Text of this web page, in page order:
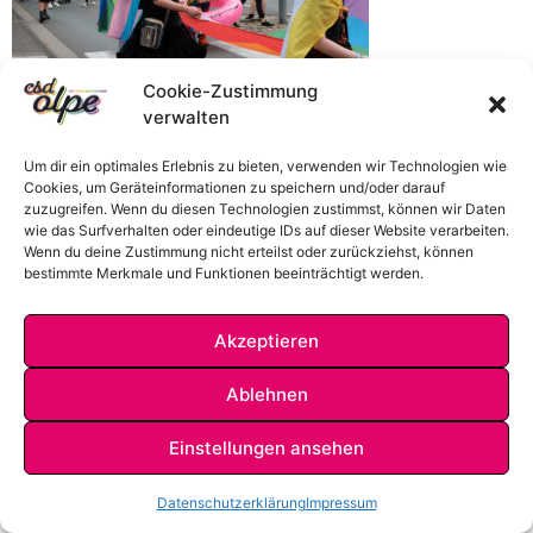
Cookie-Zustimmung
verwalten
Um dir ein optimales Erlebnis zu bieten, verwenden wir Technologien wie
Cookies, um Geräteinformationen zu speichern und/oder darauf
zuzugreifen. Wenn du diesen Technologien zustimmst, können wir Daten
wie das Surfverhalten oder eindeutige IDs auf dieser Website verarbeiten.
Wenn du deine Zustimmung nicht erteilst oder zurückziehst, können
bestimmte Merkmale und Funktionen beeinträchtigt werden.
Akzeptieren
Ablehnen
Einstellungen ansehen
DatenschutzerklärungImpressum
DATENSCHUTZKONTAKT